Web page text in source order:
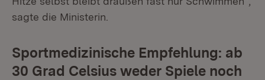
sagte die Ministerin.
Sportmedizinische Empfehlung: ab
30 Grad Celsius weder Spiele noch